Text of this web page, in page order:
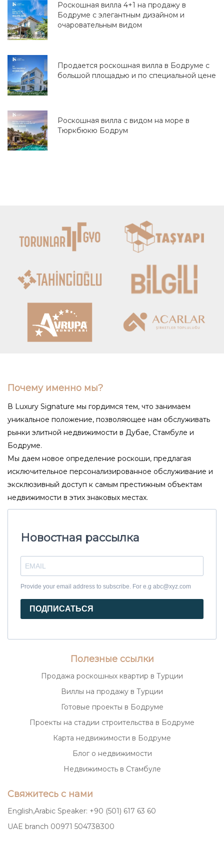
Роскошная вилла 4+1 на продажу в
Бодруме с элегантным дизайном и
очаровательным видом
Продается роскошная вилла в Бодруме с
большой площадью и по специальной цене
Роскошная вилла с видом на море в
Тюркбюкю Бодрум
Почему именно мы?
В Luxury Signature мы гордимся тем, что занимаем
уникальное положение, позволяющее нам обслуживать
рынки элитной недвижимости в Дубае, Стамбуле и
Бодруме.
Мы даем новое определение роскоши, предлагая
исключительное персонализированное обслуживание и
эксклюзивный доступ к самым престижным объектам
недвижимости в этих знаковых местах.
Новостная рассылка
Provide your email address to subscribe. For e.g abc@xyz.com
ПОДПИСАТЬСЯ
Полезные ссылки
Продажа роскошных квартир в Турции
Виллы на продажу в Турции
Готовые проекты в Бодруме
Проекты на стадии строительства в Бодруме
Карта недвижимости в Бодруме
Блог о недвижимости
Недвижимость в Стамбуле
Свяжитесь с нами
English,Arabic Speaker: +90 (501) 617 63 60
UAE branch 00971 504738300